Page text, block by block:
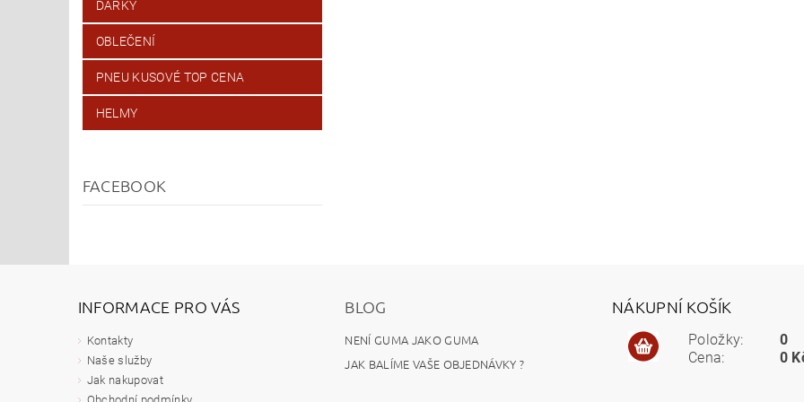
DÁRKY
OBLEČENÍ
PNEU KUSOVÉ TOP CENA
HELMY
FACEBOOK
INFORMACE PRO VÁS
Kontakty
Naše služby
Jak nakupovat
BLOG
NENÍ GUMA JAKO GUMA
JAK BALÍME VAŠE OBJEDNÁVKY ?
NÁKUPNÍ KOŠÍK
Položky:
Cena:
0
0